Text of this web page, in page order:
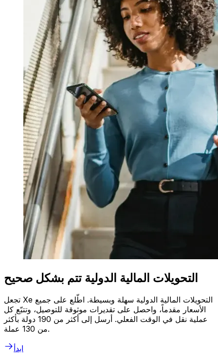
التحويلات المالية الدولية تتم بشكل صحيح
تجعل Xe التحويلات المالية الدولية سهلة وبسيطة. اطّلع على جميع
الأسعار مقدماً، واحصل على تقديرات موثوقة للتوصيل، وتتبّع كل
عملية نقل في الوقت الفعلي. أرسل إلى أكثر من 190 دولة بأكثر
من 130 عملة.
ابدأ